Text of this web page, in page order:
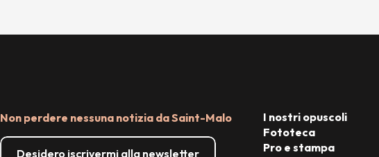
Non perdere nessuna notizia da Saint-Malo
Desidero iscrivermi alla newsletter
I nostri opuscoli
Fototeca
Pro e stampa